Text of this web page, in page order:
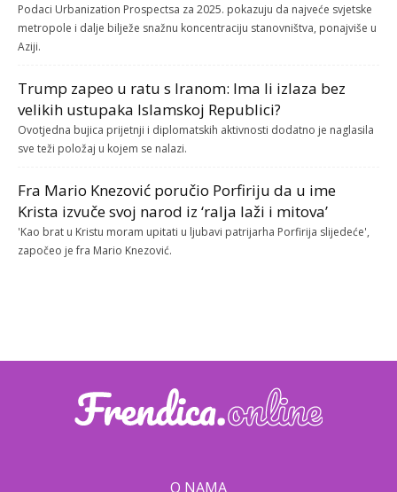
Podaci Urbanization Prospectsa za 2025. pokazuju da najveće svjetske
metropole i dalje bilježe snažnu koncentraciju stanovništva, ponajviše u
Aziji.
Trump zapeo u ratu s Iranom: Ima li izlaza bez
velikih ustupaka Islamskoj Republici?
Ovotjedna bujica prijetnji i diplomatskih aktivnosti dodatno je naglasila
sve teži položaj u kojem se nalazi.
Fra Mario Knezović poručio Porfiriju da u ime
Krista izvuče svoj narod iz ‘ralja laži i mitova’
'Kao brat u Kristu moram upitati u ljubavi patrijarha Porfirija slijedeće',
započeo je fra Mario Knezović.
O NAMA